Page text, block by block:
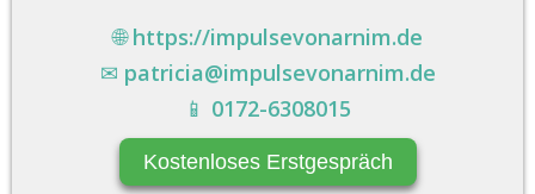
🌐https://impulsevonarnim.de
✉ patricia@impulsevonarnim.de
📱 0172-6308015
Kostenloses Erstgespräch